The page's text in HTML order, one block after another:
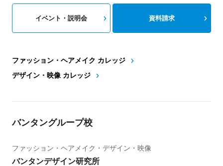
ファッション・ヘアメイク カレッジ
デザイン・映像 カレッジ
イベント・説明会 資料請求
バンタングループ校
ファッション・ヘアメイク・デザイン・映像
バンタンデザイン研究所